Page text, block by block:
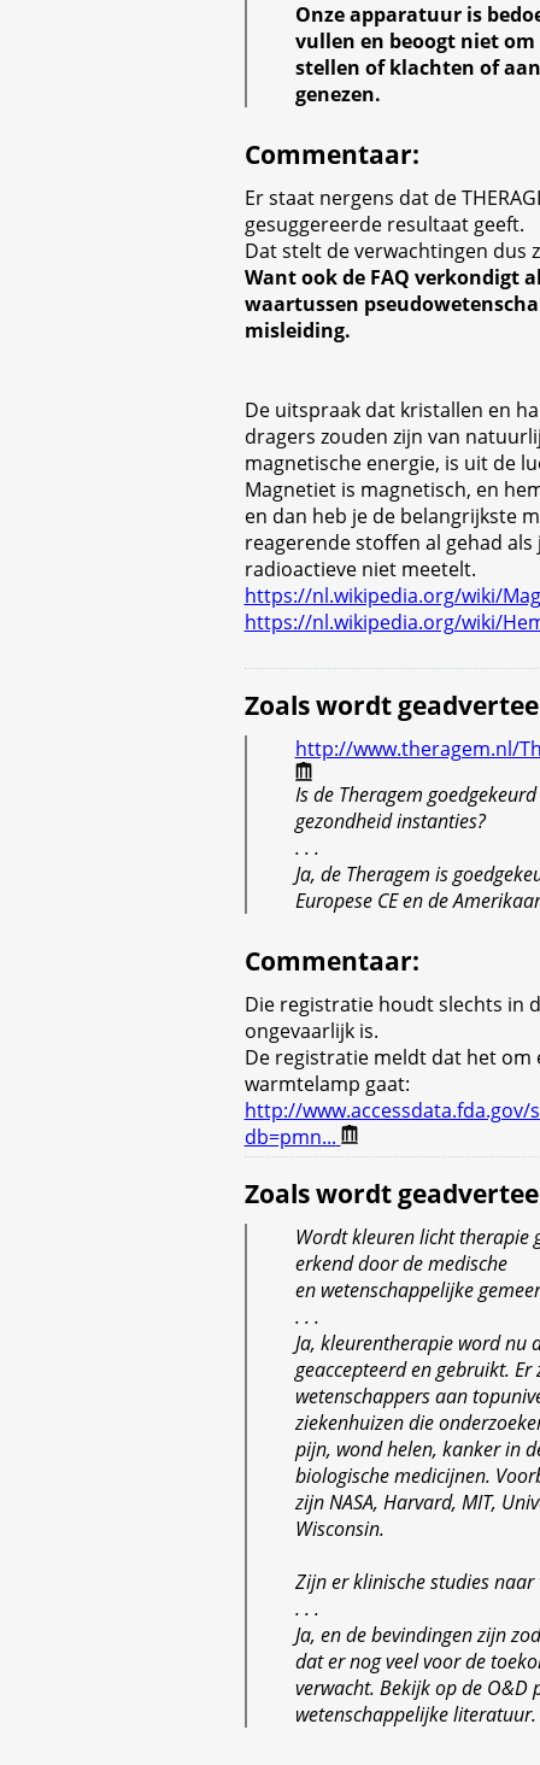
Onze apparatuur is
vullen en beoogt niet om
stellen of klachten of
genezen.
Commentaar:
Er staat nergens dat de
gesuggereerde resultaat geeft.
Dat stelt de verwachtingen dus
Want ook de FAQ verkondigt
waartussen
misleiding.
De uitspraak dat kristallen en
dragers zouden zijn van
magnetische energie, is uit de
Magnetiet is magnetisch, en
en dan heb je de belangrijkste
reagerende stoffen al gehad als
radioactieve niet meetelt.
https://nl.wikipedia.org/wiki/
https://nl.wikipedia.org/wiki/
Zoals wordt
http://www.theragem.nl/
Is de Theragem
gezondheid instanties?
. . .
Ja, de Theragem is
Europese CE en de
Commentaar:
Die registratie houdt slechts in
ongevaarlijk is.
De registratie meldt dat het om
warmtelamp gaat:
http://
db=pmn...
Zoals wordt
Wordt kleuren licht therapie
erkend door de medische
en wetenschappelijke
. . .
Ja, kleurentherapie word nu
geaccepteerd en gebruikt. Er
wetenschappers aan
ziekenhuizen die
pijn, wond helen, kanker in
biologische medicijnen.
zijn NASA, Harvard, MIT,
Wisconsin.
Zijn er klinische studies naar
. . .
Ja, en de bevindingen zijn
dat er nog veel voor de
verwacht. Bekijk op de O&D
wetenschappelijke literatuur.